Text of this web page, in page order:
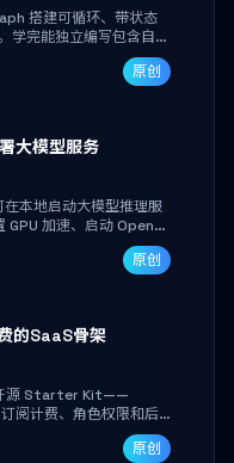
搭建可循环、带状态
学完能独立编写包含自动
流，并避开递归溢出、
原创
大模型服务
本地启动大模型推理服
GPU 加速、启动 OpenAI
。数据不出网，零门槛
原创
的SaaS骨架
开源 Starter Kit——
阅计费、角色权限和后
测试支付对接与自定义
时间，将精力聚焦于核心
原创